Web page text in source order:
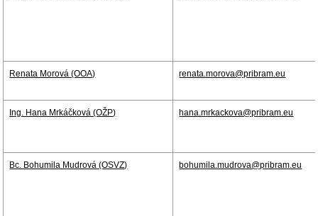
Renata Morová (OOA) renata.morova@pribram.eu
Ing. Hana Mrkáčková (OŽP) hana.mrkackova@pribram.eu
Bc. Bohumila Mudrová (OSVZ) bohumila.mudrova@pribram.eu